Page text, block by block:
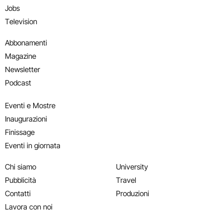
Jobs
Television
Abbonamenti
Magazine
Newsletter
Podcast
Eventi e Mostre
Inaugurazioni
Finissage
Eventi in giornata
Chi siamo
Pubblicità
Contatti
Lavora con noi
University
Travel
Produzioni